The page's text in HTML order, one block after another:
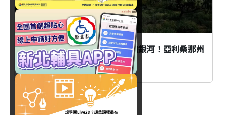
白天漫步仙人掌森林、夜晚擁抱銀河！亞利桑那州
最浪漫的夜間玩法
美食